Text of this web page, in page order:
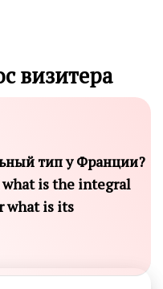
визитера
тип у Франции?
is the integral
what is its